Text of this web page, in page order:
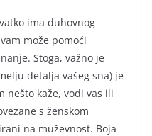
ima duhovnog
može pomoći
Stoga, važno je
detalja vašeg sna) je
nešto kaže, vodi vas ili
s ženskom
na muževnost. Boja